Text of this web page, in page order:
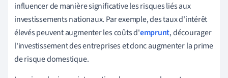
influencer de manière significative les risques liés aux
investissements nationaux. Par exemple, des taux d'intérêt
élevés peuvent augmenter les coûts d'emprunt, décourager
l'investissement des entreprises et donc augmenter la prime
de risque domestique.